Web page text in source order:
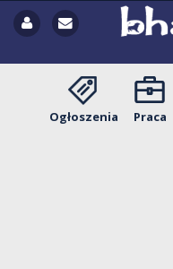
Ogłoszenia Praca